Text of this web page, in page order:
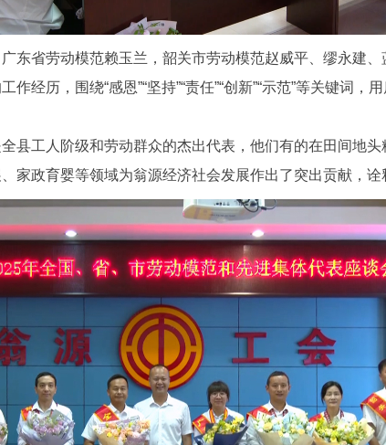
省劳动模范赖玉兰，韶关市劳动模范赵威平、缪永建、
经历，围绕“感恩”“坚持”“责任”“创新”“示范”等关键词
工人阶级和劳动群众的杰出代表，他们有的在田间地头
家政育婴等领域为翁源经济社会发展作出了突出贡献，诠